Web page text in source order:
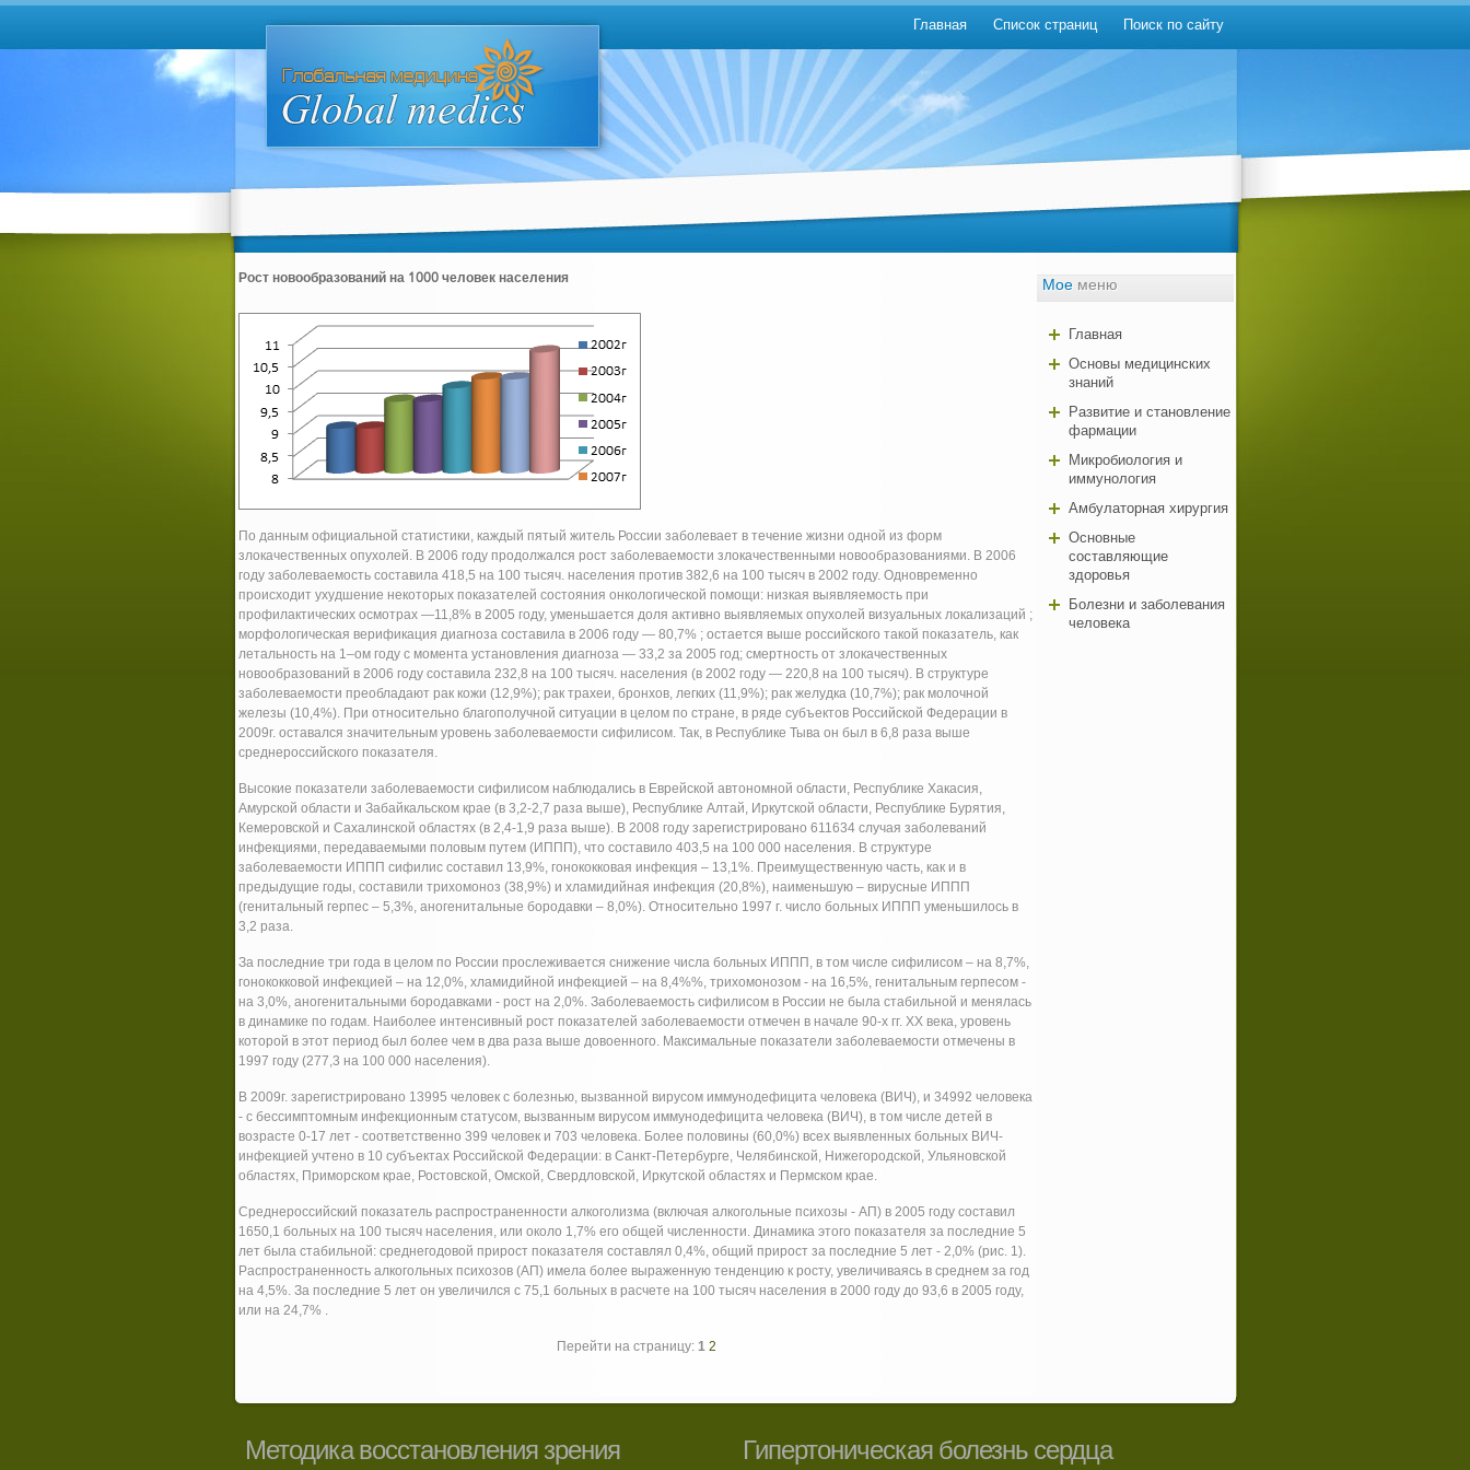
Поиск по сайту
Список страниц
Главная
Мое меню
Главная
Основы медицинских
знаний
Развитие и становление
фармации
Микробиология и
иммунология
Амбулаторная хирургия
Основные
составляющие
здоровья
Болезни и заболевания
человека
Рост новообразований на 1000 человек населения
По данным официальной статистики, каждый пятый житель России заболевает в течение жизни одной из форм
злокачественных опухолей. В 2006 году продолжался рост заболеваемости злокачественными новообразованиями. В 2006
году заболеваемость составила 418,5 на 100 тысяч. населения против 382,6 на 100 тысяч в 2002 году. Одновременно
происходит ухудшение некоторых показателей состояния онкологической помощи: низкая выявляемость при
профилактических осмотрах —11,8% в 2005 году, уменьшается доля активно выявляемых опухолей визуальных локализаций ;
морфологическая верификация диагноза составила в 2006 году — 80,7% ; остается выше российского такой показатель, как
летальность на 1–ом году с момента установления диагноза — 33,2 за 2005 год; смертность от злокачественных
новообразований в 2006 году составила 232,8 на 100 тысяч. населения (в 2002 году — 220,8 на 100 тысяч). В структуре
заболеваемости преобладают рак кожи (12,9%); рак трахеи, бронхов, легких (11,9%); рак желудка (10,7%); рак молочной
железы (10,4%). При относительно благополучной ситуации в целом по стране, в ряде субъектов Российской Федерации в
2009г. оставался значительным уровень заболеваемости сифилисом. Так, в Республике Тыва он был в 6,8 раза выше
среднероссийского показателя.
Высокие показатели заболеваемости сифилисом наблюдались в Еврейской автономной области, Республике Хакасия,
Амурской области и Забайкальском крае (в 3,2-2,7 раза выше), Республике Алтай, Иркутской области, Республике Бурятия,
Кемеровской и Сахалинской областях (в 2,4-1,9 раза выше). В 2008 году зарегистрировано 611634 случая заболеваний
инфекциями, передаваемыми половым путем (ИППП), что составило 403,5 на 100 000 населения. В структуре
заболеваемости ИППП сифилис составил 13,9%, гонококковая инфекция – 13,1%. Преимущественную часть, как и в
предыдущие годы, составили трихомоноз (38,9%) и хламидийная инфекция (20,8%), наименьшую – вирусные ИППП
(генитальный герпес – 5,3%, аногенитальные бородавки – 8,0%). Относительно 1997 г. число больных ИППП уменьшилось в
3,2 раза.
За последние три года в целом по России прослеживается снижение числа больных ИППП, в том числе сифилисом – на 8,7%,
гонококковой инфекцией – на 12,0%, хламидийной инфекцией – на 8,4%%, трихомонозом - на 16,5%, генитальным герпесом -
на 3,0%, аногенитальными бородавками - рост на 2,0%. Заболеваемость сифилисом в России не была стабильной и менялась
в динамике по годам. Наиболее интенсивный рост показателей заболеваемости отмечен в начале 90-х гг. ХХ века, уровень
которой в этот период был более чем в два раза выше довоенного. Максимальные показатели заболеваемости отмечены в
1997 году (277,3 на 100 000 населения).
В 2009г. зарегистрировано 13995 человек с болезнью, вызванной вирусом иммунодефицита человека (ВИЧ), и 34992 человека
- с бессимптомным инфекционным статусом, вызванным вирусом иммунодефицита человека (ВИЧ), в том числе детей в
возрасте 0-17 лет - соответственно 399 человек и 703 человека. Более половины (60,0%) всех выявленных больных ВИЧ-
инфекцией учтено в 10 субъектах Российской Федерации: в Санкт-Петербурге, Челябинской, Нижегородской, Ульяновской
областях, Приморском крае, Ростовской, Омской, Свердловской, Иркутской областях и Пермском крае.
Среднероссийский показатель распространенности алкоголизма (включая алкогольные психозы - АП) в 2005 году составил
1650,1 больных на 100 тысяч населения, или около 1,7% его общей численности. Динамика этого показателя за последние 5
лет была стабильной: среднегодовой прирост показателя составлял 0,4%, общий прирост за последние 5 лет - 2,0% (рис. 1).
Распространенность алкогольных психозов (АП) имела более выраженную тенденцию к росту, увеличиваясь в среднем за год
на 4,5%. За последние 5 лет он увеличился с 75,1 больных в расчете на 100 тысяч населения в 2000 году до 93,6 в 2005 году,
или на 24,7% .
Перейти на страницу: 1 2
Методика восстановления зрения Гипертоническая болезнь сердца